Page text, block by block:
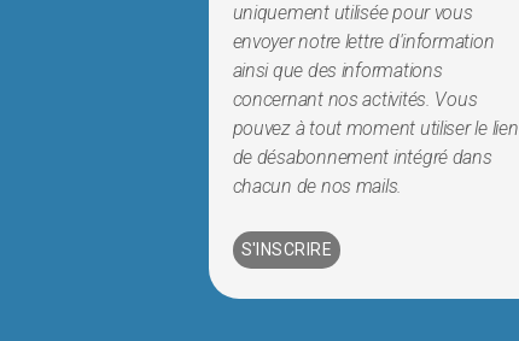
uniquement utilisée pour vous
envoyer notre lettre d'information
ainsi que des informations
concernant nos activités. Vous
pouvez à tout moment utiliser le lien
de désabonnement intégré dans
chacun de nos mails.